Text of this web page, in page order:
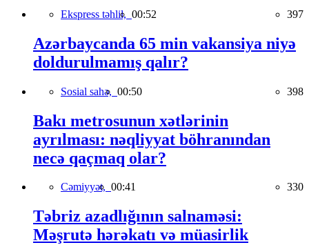
Ekspress təhlil, 00:52 397
Azərbaycanda 65 min vakansiya niyə
doldurulmamış qalır?
Sosial sahə, 00:50 398
Bakı metrosunun xətlərinin
ayrılması: nəqliyyat böhranından
necə qaçmaq olar?
Cəmiyyət, 00:41 330
Təbriz azadlığının salnaməsi:
Məşrutə hərəkatı və müasirlik